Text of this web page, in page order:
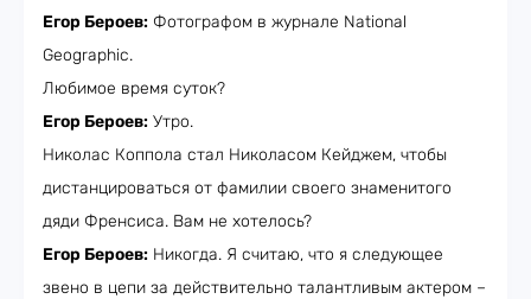
Егор Бероев: Фотографом в журнале National
Geographic.
Любимое время суток?
Егор Бероев: Утро.
Николас Коппола стал Николасом Кейджем, чтобы
дистанцироваться от фамилии своего знаменитого
дяди Френсиса. Вам не хотелось?
Егор Бероев: Никогда. Я считаю, что я следующее
звено в цепи за действительно талантливым актером –